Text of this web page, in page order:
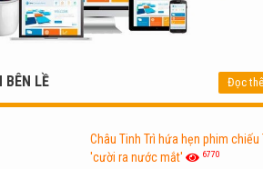
BÊN LỀ Đọc
Châu Tinh Trì hứa hẹn phim chiếu
'cười ra nước mắt'
6770